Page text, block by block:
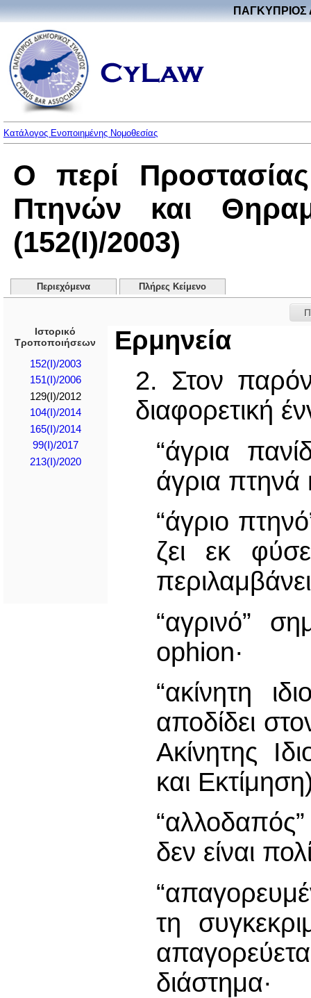
ΠΑΓΚΥΠΡΙΟΣ
Κατάλογος Ενοποιημένης Νομοθεσίας
Ο περί Προστασίας
Πτηνών και
(152(I)/2003)
Περιεχόμενα Πλήρες Κείμενο
Ιστορικό
Τροποποιήσεων
152(I)/2003
151(I)/2006
129(I)/2012
104(Ι)/2014
165(Ι)/2014
99(I)/2017
213(I)/2020
Ερμηνεία
2. Στον
διαφορετική
“άγρια
άγρια πτηνά
“άγριο
ζει εκ
“αγρινό”
ophion·
“ακίνητη
αποδίδει
Ακίνητης
και
δεν είναι
τη
διάστημα·